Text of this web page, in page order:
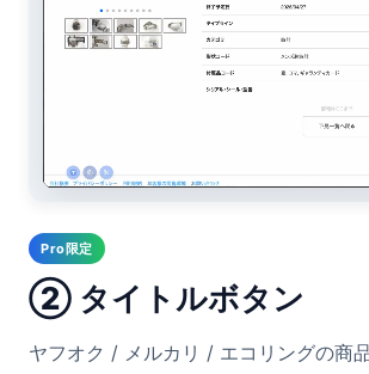
Pro限定
② タイトルボタン
ヤフオク / メルカリ / エコリングの商